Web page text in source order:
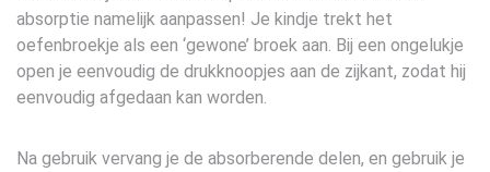
absorptie namelijk aanpassen! Je kindje trekt het
oefenbroekje als een ‘gewone’ broek aan. Bij een ongelukje
open je eenvoudig de drukknoopjes aan de zijkant, zodat hij
eenvoudig afgedaan kan worden.
Na gebruik vervang je de absorberende delen, en gebruik je